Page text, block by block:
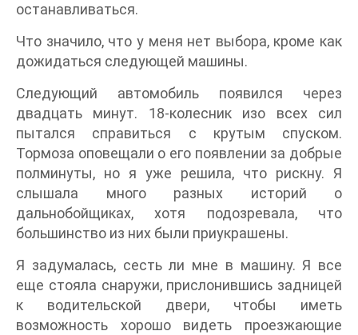
останавливаться.
Что значило, что у меня нет выбора, кроме как
дожидаться следующей машины.
Следующий автомобиль появился через
двадцать минут. 18-колесник изо всех сил
пытался справиться с крутым спуском.
Тормоза оповещали о его появлении за добрые
полминуты, но я уже решила, что рискну. Я
слышала много разных историй о
дальнобойщиках, хотя подозревала, что
большинство из них были приукрашены.
Я задумалась, сесть ли мне в машину. Я все
еще стояла снаружи, прислонившись задницей
к водительской двери, чтобы иметь
возможность хорошо видеть проезжающие